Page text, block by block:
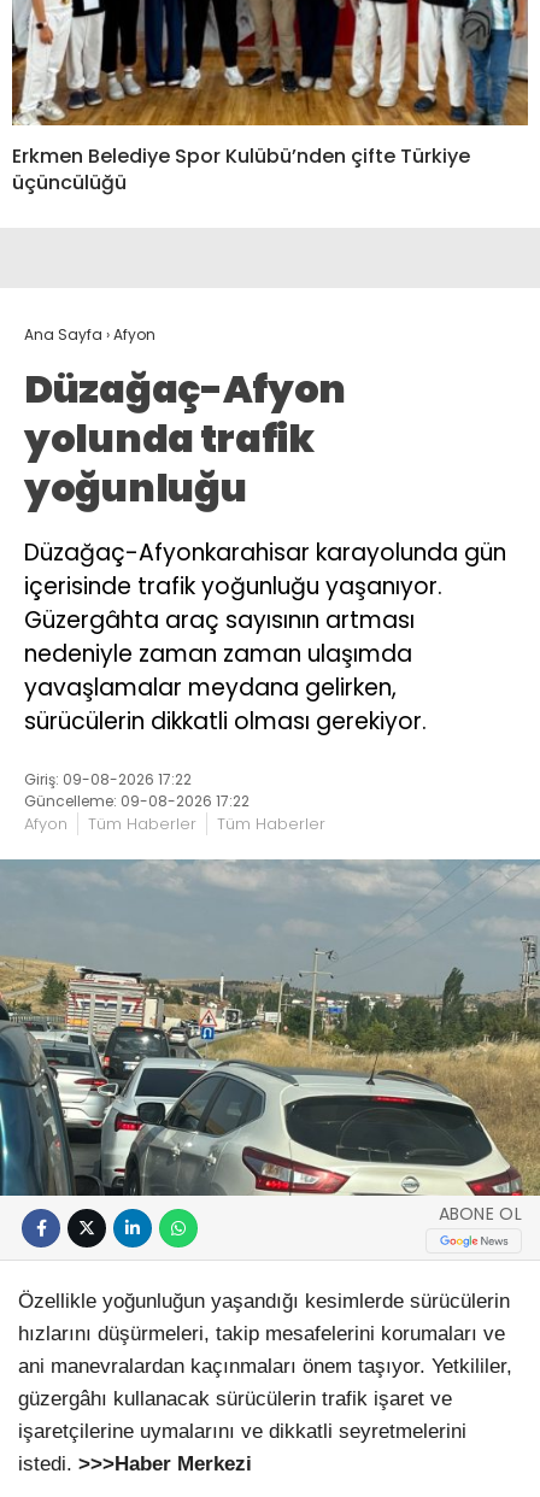
Erkmen Belediye Spor Kulübü’nden çifte Türkiye
üçüncülüğü
Ana Sayfa ›Afyon
Düzağaç-Afyon
yolunda trafik
yoğunluğu
Düzağaç-Afyonkarahisar karayolunda gün
içerisinde trafik yoğunluğu yaşanıyor.
Güzergâhta araç sayısının artması
nedeniyle zaman zaman ulaşımda
yavaşlamalar meydana gelirken,
sürücülerin dikkatli olması gerekiyor.
Giriş: 09-08-2026 17:22
Güncelleme: 09-08-2026 17:22
Afyon Tüm Haberler Tüm Haberler
ABONE OL
Özellikle yoğunluğun yaşandığı kesimlerde sürücülerin
hızlarını düşürmeleri, takip mesafelerini korumaları ve
ani manevralardan kaçınmaları önem taşıyor. Yetkililer,
güzergâhı kullanacak sürücülerin trafik işaret ve
işaretçilerine uymalarını ve dikkatli seyretmelerini
istedi. >>>Haber Merkezi